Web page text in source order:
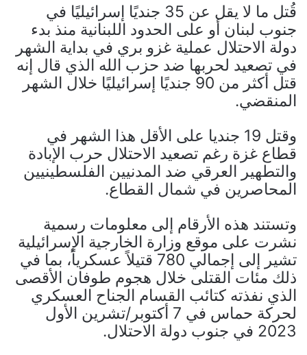
قُتل ما لا يقل عن 35 جنديًا إسرائيليًا في
جنوب لبنان أو على الحدود اللبنانية منذ بدء
دولة الاحتلال عملية غزو بري في بداية الشهر
في تصعيد لحربها ضد حزب الله الذي قال إنه
قتل أكثر من 90 جنديًا إسرائيليًا خلال الشهر
المنقضي.
وقتل 19 جنديا على الأقل هذا الشهر في
قطاع غزة رغم تصعيد الاحتلال حرب الإبادة
والتطهير العرقي ضد المدنيين الفلسطينيين
المحاصرين في شمال القطاع.
وتستند هذه الأرقام إلى معلومات رسمية
نشرت على موقع وزارة الخارجية الإسرائيلية
تشير إلى إجمالي 780 قتيلاً عسكرياً، بما في
ذلك مئات القتلى خلال هجوم طوفان الأقصى
الذي نفذته كتائب القسام الجناح العسكري
لحركة حماس في 7 أكتوبر/تشرين الأول
2023 في جنوب دولة الاحتلال.